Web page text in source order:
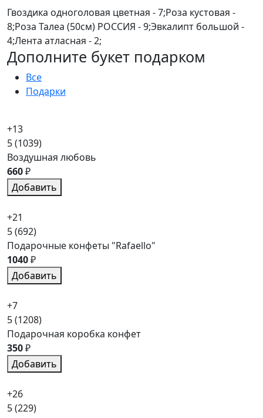
Гвоздика одноголовая цветная - 7;Роза кустовая -
8;Роза Талеа (50см) РОССИЯ - 9;Эвкалипт большой -
4;Лента атласная - 2;
Дополните букет подарком
Все
Подарки
+13
5(1039)
Воздушная любовь
660₽
Добавить
+21
5(692)
Подарочные конфеты "Rafaello"
1040₽
Добавить
+7
5(1208)
Подарочная коробка конфет
350₽
Добавить
+26
5(229)